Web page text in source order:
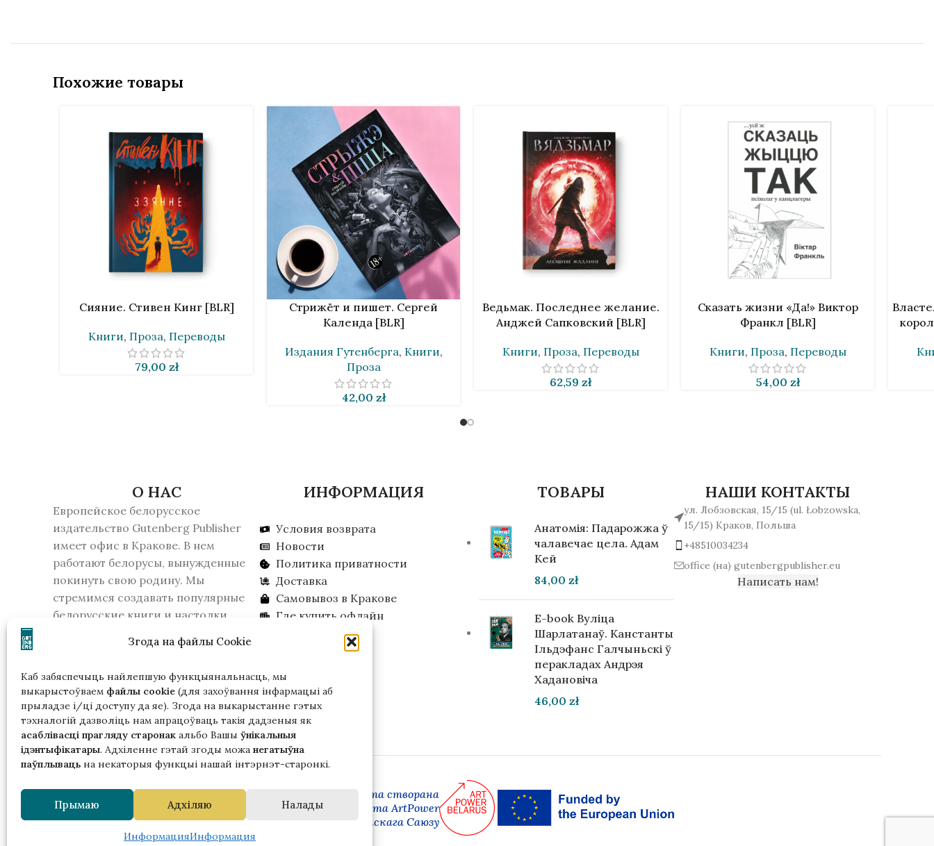
Згода на файлы Cookie
Каб забяспечыць найлепшую функцыянальнасць, мы
выкарыстоўваем файлы cookie (для захоўвання інфармацыі аб
прыладзе і/ці доступу да яе). Згода на выкарыстанне гэтых
тэхналогій дазволіць нам апрацоўваць такія дадзеныя як
асаблівасці прагляду старонак альбо Вашы ўнікальныя
ідэнтыфікатары. Адхіленне гэтай згоды можа негатыўна
паўплываць на некаторыя функцыі нашай інтэрнэт-старонкі.
Прымаю Адхіляю Налады
ИнформацияИнформация
Похожие товары
В КОРЗИНУ
Сияние. Стивен Кинг [BLR]
Книги, Проза, Переводы
79,00 zł
В КОРЗИНУ
Стрижёт и пишет. Сергей
Календа [BLR]
Издания Гутенберга, Книги,
Проза
42,00 zł
В КОРЗИНУ
Ведьмак. Последнее желание.
Анджей Сапковский [BLR]
Книги, Проза, Переводы
62,59 zł
В КОРЗИНУ
Сказать жизни «Да!» Виктор
Франкл [BLR]
Книги, Проза, Переводы
54,00 zł
В
Гэтая версія сайта створана
ў рамках праекта ArtPower
з падтрымкай Еўрапейскага Саюзу
О НАС
Европейское белорусское
издательство Gutenberg Publisher
имеет офис в Кракове. В нем
работают белорусы, вынужденные
покинуть свою родину. Мы
стремимся создавать популярные
белорусские книги и настолки.
признало издательство
Пожалуйста, учитывайте это, если
вы живете в Беларуси.
ИНФОРМАЦИЯ
Условия возврата
Новости
Политика приватности
Доставка
Самовывоз в Кракове
Где купить офлайн
Ищем инвестора
ТОВАРЫ
Анатомія: Падарожжа ў
чалавечае цела. Адам
Кей
84,00 zł
E-book Вуліца
Шарлатанаў. Канстанты
Ільдэфанс Галчыньскі ў
перакладах Андрэя
Хадановіча
46,00 zł
НАШИ КОНТАКТЫ
ул. Лобзовская, 15/15 (ul. Łobzowska,
15/15) Краков, Польша
+48510034234
office (на) gutenbergpublisher.eu
Написать нам!